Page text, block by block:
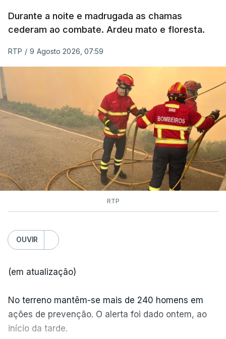
Durante a noite e madrugada as chamas
cederam ao combate. Ardeu mato e floresta.
RTP / 9 Agosto 2026, 07:59
RTP
OUVIR
(em atualização)
No terreno mantêm-se mais de 240 homens em
ações de prevenção. O alerta foi dado ontem, ao
início da tarde.